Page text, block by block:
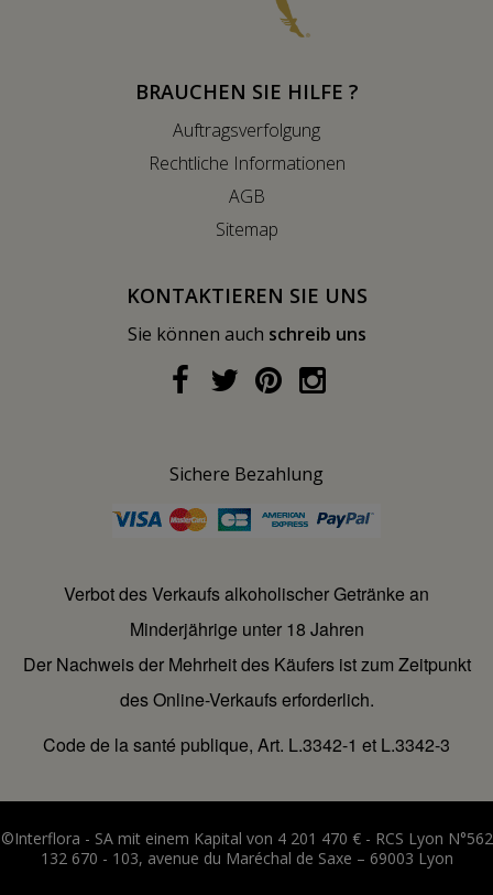
BRAUCHEN SIE HILFE ?
Auftragsverfolgung
Rechtliche Informationen
AGB
Sitemap
KONTAKTIEREN SIE UNS
Sie können auch schreib uns
Sichere Bezahlung
Verbot des Verkaufs alkoholischer Getränke an
Minderjährige unter 18 Jahren
Der Nachweis der Mehrheit des Käufers ist zum Zeitpunkt
des Online-Verkaufs erforderlich.
Code de la santé publique, Art. L.3342-1 et L.3342-3
©Interflora - SA mit einem Kapital von 4 201 470 € - RCS Lyon N°562
132 670 - 103, avenue du Maréchal de Saxe – 69003 Lyon